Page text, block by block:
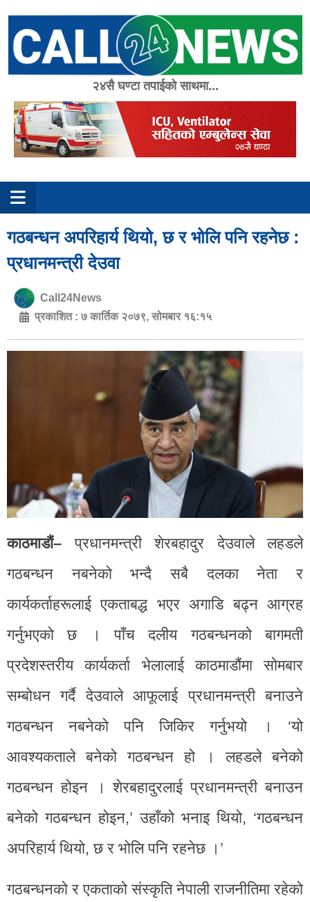
content
२४सै घण्टा तपाईको साथमा...
गठबन्धन अपरिहार्य थियो, छ र भोलि पनि रहनेछ :
प्रधानमन्त्री देउवा
Call24News
प्रकाशित : ७ कार्तिक २०७९, सोमबार १६:१५
काठमाडौं– प्रधानमन्त्री शेरबहादुर देउवाले लहडले
गठबन्धन नबनेको भन्दै सबै दलका नेता र
कार्यकर्ताहरूलाई एकताबद्ध भएर अगाडि बढ्न आग्रह
गर्नुभएको छ । पाँच दलीय गठबन्धनको बागमती
प्रदेशस्तरीय कार्यकर्ता भेलालाई काठमाडौंमा सोमबार
सम्बोधन गर्दै देउवाले आफूलाई प्रधानमन्त्री बनाउने
गठबन्धन नबनेको पनि जिकिर गर्नुभयो । ‘यो
आवश्यकताले बनेको गठबन्धन हो । लहडले बनेको
गठबन्धन होइन । शेरबहादुरलाई प्रधानमन्त्री बनाउन
बनेको गठबन्धन होइन,’ उहाँको भनाइ थियो, ‘गठबन्धन
अपरिहार्य थियो, छ र भोलि पनि रहनेछ ।’
गठबन्धनको र एकताको संस्कृति नेपाली राजनीतिमा रहेको